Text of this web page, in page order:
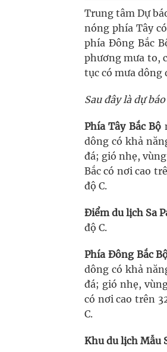
Trung tâm Dự
nóng phía Tây
phía Đông Bắc
phương mưa to,
tục có mưa dông
Sau đây là dự
Phía Tây Bắc Bộ
dông có khả
đá; gió nhẹ,
Bắc có nơi cao
độ C.
Điểm du lịch Sa
độ C.
Phía Đông Bắc
dông có khả
đá; gió nhẹ,
có nơi cao trên
C.
Khu du lịch Mẫu